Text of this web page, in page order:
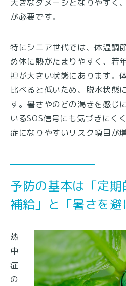
大きなダメージとなりやすく
が必要です。
特にシニア世代では、体温調
め体に熱がたまりやすく、若
担が大きい状態にあります。
比べると低いため、脱水状態
す。暑さやのどの渇きを感じ
いるSOS信号にも気づきにく
症になりやすいリスク項目が
予防の基本は「定
補給」と「暑さを避
熱
中
症
の